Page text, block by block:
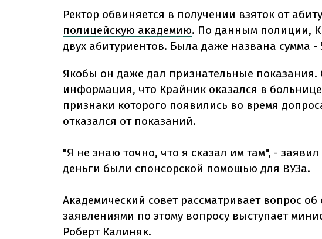
Ректор обвиняется в получении взяток от
полицейскую академию. По данным полиции,
двух абитуриентов. Была даже названа сумма -
Якобы он даже дал признательные показания.
информация, что Крайник оказался в
признаки которого появились во время
отказался от показаний.
"Я не знаю точно, что я сказал им там", -
деньги были спонсорской помощью для ВУЗа.
Академический совет рассматривает вопрос
заявлениями по этому вопросу выступает
Роберт Калиняк.